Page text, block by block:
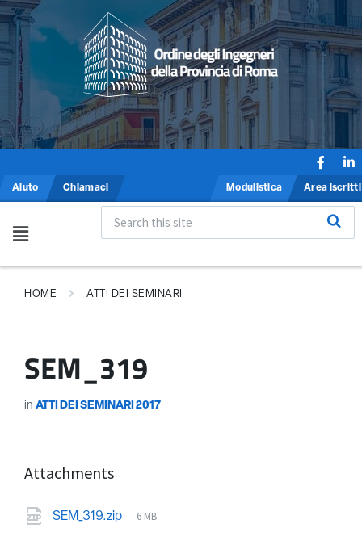
Aiuto Chiamaci Modulistica Area iscritti
HOME ATTI DEI SEMINARI
SEM_319
in ATTI DEI SEMINARI 2017
Attachments
SEM_319.zip 6 MB